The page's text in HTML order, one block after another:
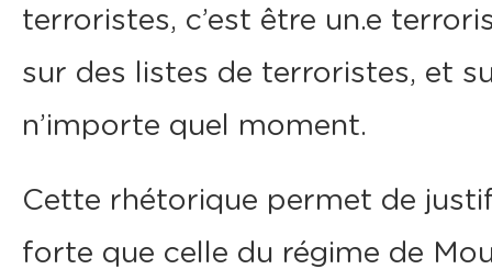
terroristes, c’est être un.e
sur des listes de terroristes, et
n’importe quel moment.
Cette rhétorique permet de
forte que celle du régime de